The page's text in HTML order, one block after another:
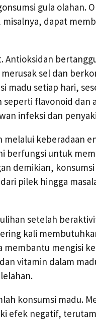
gula olahan.
dapat
Antioksidan
sel dan
madu setiap hari,
flavonoid dan
infeksi dan
keberadaan
berfungsi untuk
demikian,
pilek hingga
setelah
kali
membantu mengisi
vitamin dalam
konsumsi madu.
efek negatif,